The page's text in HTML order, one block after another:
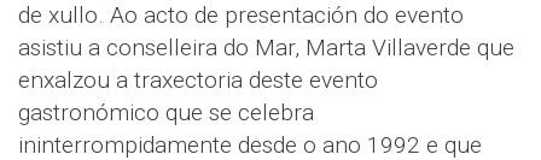
de xullo. Ao acto de presentación do evento
asistiu a conselleira do Mar, Marta Villaverde que
enxalzou a traxectoria deste evento
gastronómico que se celebra
ininterrompidamente desde o ano 1992 e que